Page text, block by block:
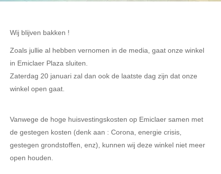
Wij blijven bakken !
Zoals jullie al hebben vernomen in de media, gaat onze winkel
in Emiclaer Plaza sluiten.
Zaterdag 20 januari zal dan ook de laatste dag zijn dat onze
winkel open gaat.
Vanwege de hoge huisvestingskosten op Emiclaer samen met
de gestegen kosten (denk aan : Corona, energie crisis,
gestegen grondstoffen, enz), kunnen wij deze winkel niet meer
open houden.